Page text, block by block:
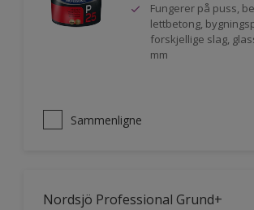
Fungerer på puss,
lettbetong,
forskjellige slag,
mm
Sammenligne
Nordsjö Professional Grund+